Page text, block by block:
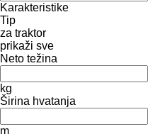
Karakteristike
Tip
za traktor
prikaži sve
Neto težina
kg
Širina hvatanja
m